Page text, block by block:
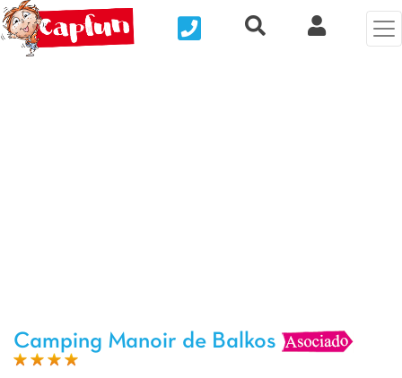
Nous contacterRecherche rapide
Mi
Camping Manoir de Balkos